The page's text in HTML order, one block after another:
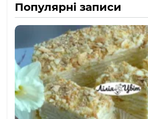
Популярні записи